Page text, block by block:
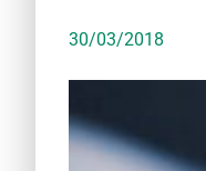
30/03/2018